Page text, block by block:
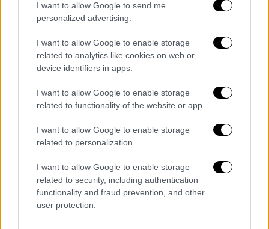
I want to allow Google to send me
personalized advertising.
I want to allow Google to enable storage
related to analytics like cookies on web or
device identifiers in apps.
I want to allow Google to enable storage
related to functionality of the website or app.
I want to allow Google to enable storage
related to personalization.
I want to allow Google to enable storage
related to security, including authentication
functionality and fraud prevention, and other
user protection.
video
Η Zeyne είναι μία από τις ανερχόμενες
φωνές της σύγχρονης αραβικής pop,
συνδυάζει μοντέρνα παραγωγή με έντονες
πολιτισμικές αναφορές. Μεεκατομμύρια
streamsκαι αυξανόμενη διεθνή παρουσία,